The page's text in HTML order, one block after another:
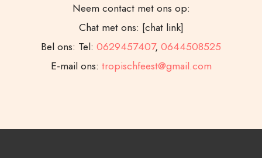
Neem contact met ons op:
Chat met ons: [chat link]
Bel ons: Tel: 0629457407, 0644508525
E-mail ons: tropischfeest@gmail.com